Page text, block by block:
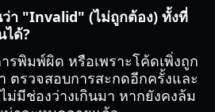
า "Invalid" (ไม่ถูกต้อง) ทั้งที่
ได้?
รพิมพ์ผิด หรือเพราะโค้ดเพิ่งถูก
ตรวจสอบการสะกดอีกครั้งและ
ม่มีช่องว่างเกินมา หากยังคงล้ม